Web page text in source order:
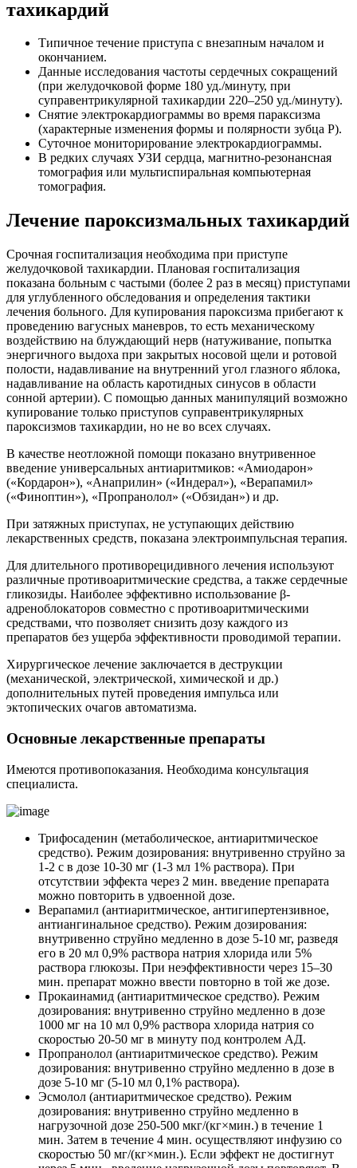
тахикардий
Типичное течение приступа с внезапным началом и
окончанием.
Данные исследования частоты сердечных сокращений
(при желудочковой форме 180 уд./минуту, при
суправентрикулярной тахикардии 220–250 уд./минуту).
Снятие электрокардиограммы во время параксизма
(характерные изменения формы и полярности зубца Р).
Суточное мониторирование электрокардиограммы.
В редких случаях УЗИ сердца, магнитно-резонансная
томография или мультиспиральная компьютерная
томография.
Лечение пароксизмальных тахикардий
Срочная госпитализация необходима при приступе
желудочковой тахикардии. Плановая госпитализация
показана больным с частыми (более 2 раз в месяц) приступами
для углубленного обследования и определения тактики
лечения больного. Для купирования пароксизма прибегают к
проведению вагусных маневров, то есть механическому
воздействию на блуждающий нерв (натуживание, попытка
энергичного выдоха при закрытых носовой щели и ротовой
полости, надавливание на внутренний угол глазного яблока,
надавливание на область каротидных синусов в области
сонной артерии). С помощью данных манипуляций возможно
купирование только приступов суправентрикулярных
пароксизмов тахикардии, но не во всех случаях.
В качестве неотложной помощи показано внутривенное
введение универсальных антиаритмиков: «Амиодарон»
(«Кордарон»), «Анаприлин» («Индерал»), «Верапамил»
(«Финоптин»), «Пропранолол» («Обзидан») и др.
При затяжных приступах, не уступающих действию
лекарственных средств, показана электроимпульсная терапия.
Для длительного противорецидивного лечения используют
различные противоаритмические средства, а также сердечные
гликозиды. Наиболее эффективно использование β-
адреноблокаторов совместно с противоаритмическими
средствами, что позволяет снизить дозу каждого из
препаратов без ущерба эффективности проводимой терапии.
Хирургическое лечение заключается в деструкции
(механической, электрической, химической и др.)
дополнительных путей проведения импульса или
эктопических очагов автоматизма.
Основные лекарственные препараты
Имеются противопоказания. Необходима консультация
специалиста.
Трифосаденин (метаболическое, антиаритмическое
средство). Режим дозирования: внутривенно струйно за
1-2 с в дозе 10-30 мг (1-3 мл 1% раствора). При
отсутствии эффекта через 2 мин. введение препарата
можно повторить в удвоенной дозе.
Верапамил (антиаритмическое, антигипертензивное,
антиангинальное средство). Режим дозирования:
внутривенно струйно медленно в дозе 5-10 мг, разведя
его в 20 мл 0,9% раствора натрия хлорида или 5%
раствора глюкозы. При неэффективности через 15–30
мин. препарат можно ввести повторно в той же дозе.
Прокаинамид (антиаритмическое средство). Режим
дозирования: внутривенно струйно медленно в дозе
1000 мг на 10 мл 0,9% раствора хлорида натрия со
скоростью 20-50 мг в минуту под контролем АД.
Пропранолол (антиаритмическое средство). Режим
дозирования: внутривенно струйно медленно в дозе в
дозе 5-10 мг (5-10 мл 0,1% раствора).
Эсмолол (антиаритмическое средство). Режим
дозирования: внутривенно струйно медленно в
нагрузочной дозе 250-500 мкг/(кг×мин.) в течение 1
мин. Затем в течение 4 мин. осуществляют инфузию со
скоростью 50 мг/(кг×мин.). Если эффект не достигнут